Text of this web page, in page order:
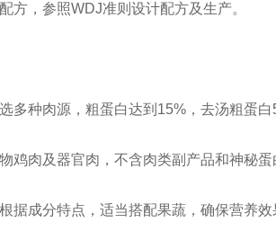
方，参照WDJ准则设计配方及生产。
多种肉源，粗蛋白达到15%，去汤粗蛋
鸡肉及器官肉，不含肉类副产品和神秘
据成分特点，适当搭配果蔬，确保营养